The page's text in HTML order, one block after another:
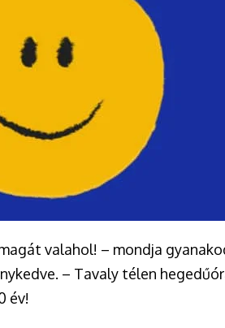
valahol! – mondja
– Tavaly télen
év!